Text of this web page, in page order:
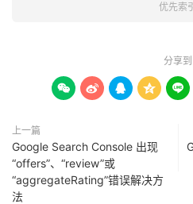
优先索引
分享到
    
上一篇
Google Search Console 出现
“offers”、“review”或
“aggregateRating”错误解决方
法